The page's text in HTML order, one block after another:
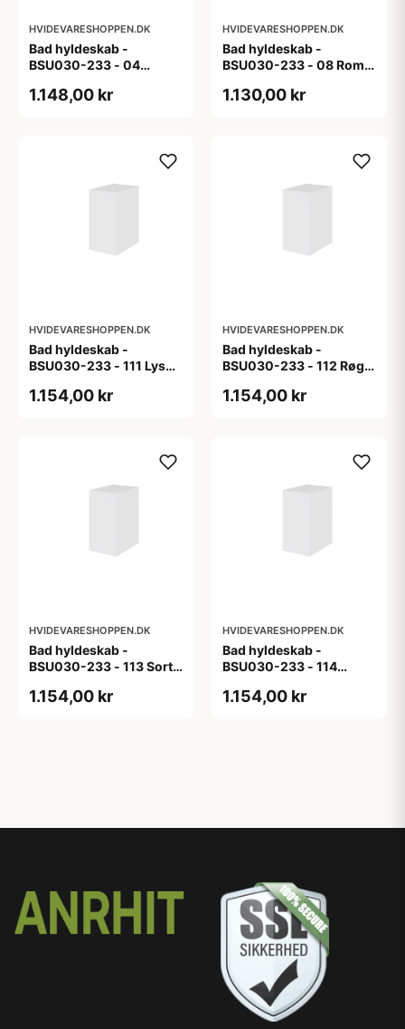
HVIDEVARESHOPPEN.DK
Bad hyldeskab -
BSU030-233 - 04
1.148,00 kr
HVIDEVARESHOPPEN.DK
Bad hyldeskab -
BSU030-233 - 08 Roma
1.130,00 kr
HVIDEVARESHOPPEN.DK
Bad hyldeskab -
BSU030-233 - 111 Lys
1.154,00 kr
HVIDEVARESHOPPEN.DK
Bad hyldeskab -
BSU030-233 - 112 Røget
1.154,00 kr
HVIDEVARESHOPPEN.DK
Bad hyldeskab -
BSU030-233 - 113 Sort
1.154,00 kr
HVIDEVARESHOPPEN.DK
Bad hyldeskab -
BSU030-233 - 114
m/eg ABS-kant
1.154,00 kr